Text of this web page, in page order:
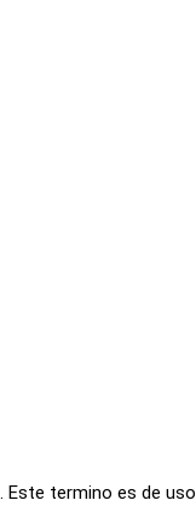
Este termino es de uso